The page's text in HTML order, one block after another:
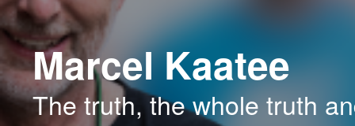
Marcel Kaatee
The truth, the whole truth